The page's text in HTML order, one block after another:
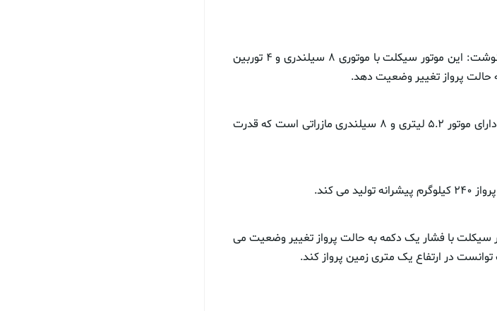
اتصالات روز گذشته در حساب کاربری توئیتر خود نوشت: این موتور سیکلت با موتوری ۸ سیلندری و ۴ توربین
موتورسیکلت مذکور Lazareth LM۸۴۷ نام دارد و دارای موتور ۵.۲ لیتری و ۸ سیلندری مازراتی است که قدرت
سیکلت با فشار یک دکمه به حالت پرواز تغییر وضعیت می
در ارتفاع یک متری زمین پرواز کند.